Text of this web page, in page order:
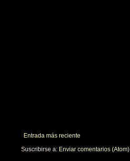
Entrada más reciente
Suscribirse a: Enviar comentarios (Atom)